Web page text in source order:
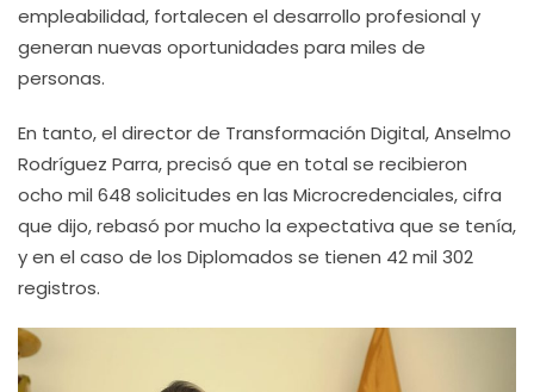
empleabilidad, fortalecen el desarrollo profesional y
generan nuevas oportunidades para miles de
personas.
En tanto, el director de Transformación Digital, Anselmo
Rodríguez Parra, precisó que en total se recibieron
ocho mil 648 solicitudes en las Microcredenciales, cifra
que dijo, rebasó por mucho la expectativa que se tenía,
y en el caso de los Diplomados se tienen 42 mil 302
registros.